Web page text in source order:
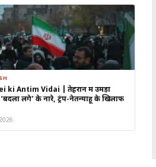
हैं — पहले यह संख्या 32 होती थी। तीन
में matches हो रहे हैं। Final19
में से एक है और Final का
ki Antim Vidai | तेहरान में उमड़ा
लेंगे’ के नारे, ट्रंप-नेतन्याहू के खिलाफ